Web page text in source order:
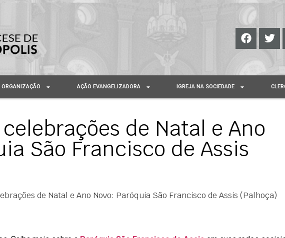
ORGANIZAÇÃO AÇÃO EVANGELIZADORA IGREJA NA SOCIEDADE
de Natal e Ano
São Francisco de Assis
de Natal e Ano Novo: Paróquia São Francisco de Assis (Palhoça)